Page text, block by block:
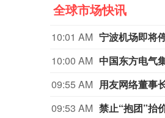
全球市场快讯
10:01 AM 宁波机场即将
10:00 AM 中国东方电气
09:55 AM 用友网络董事
09:53 AM 禁止“抱团”抬